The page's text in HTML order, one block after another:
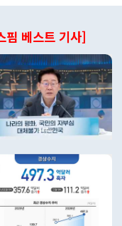
핌 베스트 기사]